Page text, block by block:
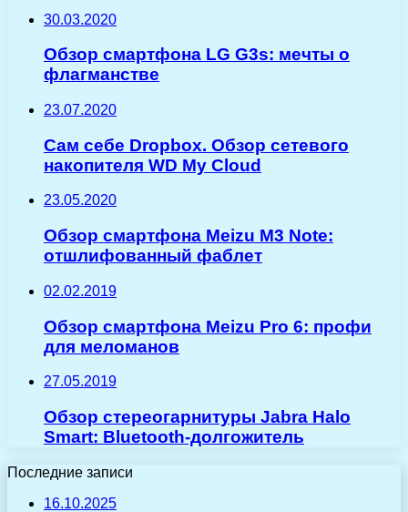
30.03.2020
Обзор смартфона LG G3s: мечты о
флагманстве
23.07.2020
Сам себе Dropbox. Обзор сетевого
накопителя WD My Cloud
23.05.2020
Обзор смартфона Meizu M3 Note:
отшлифованный фаблет
02.02.2019
Обзор смартфона Meizu Pro 6: профи
для меломанов
27.05.2019
Обзор стереогарнитуры Jabra Halo
Smart: Bluetooth-долгожитель
Последние записи
16.10.2025